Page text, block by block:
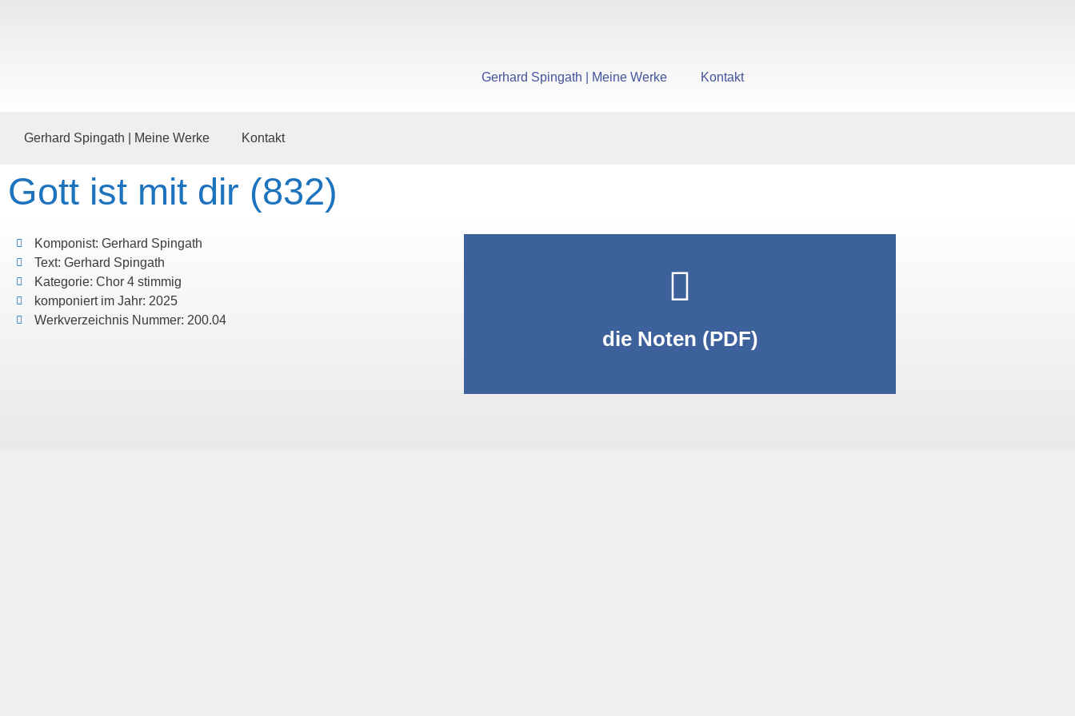
Gerhard Spingath | Meine Werke Kontakt
Gerhard Spingath | Meine Werke Kontakt
Gott ist mit dir (832)
Komponist: Gerhard Spingath
Text: Gerhard Spingath
Kategorie: Chor 4 stimmig
komponiert im Jahr: 2025
Werkverzeichnis Nummer: 200.04
die Noten (PDF)